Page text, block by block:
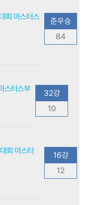
회 마스터스
준우승
84
스터스부
32강
10
회 마스터
16강
12